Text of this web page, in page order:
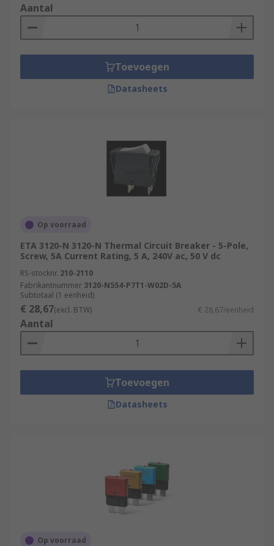
What are thermal automotive circuit
breakers used for?
Thermal automotive circuit breakers are used to
protect electrical networks in most types of
vehicles, including cars, vans, buses, and boats.
Aantal
Toevoegen
Datasheets
Op voorraad
ETA 3120-N 3120-N Thermal Circuit Breaker - 5-Pole,
Screw, 5A Current Rating, 5 A, 240V ac, 50 V dc
RS-stocknr. 210-2110
Fabrikantnummer 3120-N554-P7T1-W02D-5A
Subtotaal (1 eenheid)
€ 28,67(excl. BTW) € 28,67/eenheid
Aantal
Toevoegen
Datasheets
Op voorraad